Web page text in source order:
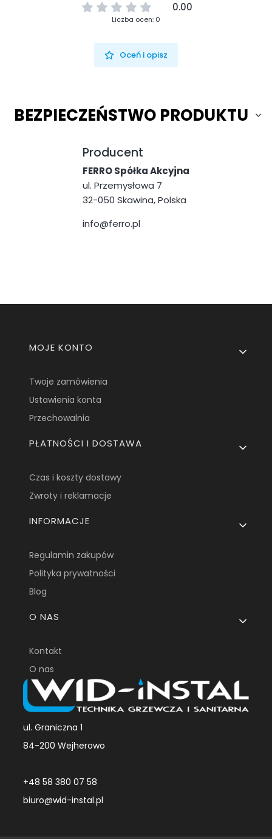
0.00
Liczba ocen: 0
Oceń i opisz
BEZPIECZEŃSTWO PRODUKTU
Producent
FERRO Spółka Akcyjna
ul. Przemysłowa 7
32-050 Skawina, Polska
info@ferro.pl
Linki w stopce
MOJE KONTO
Twoje zamówienia
Ustawienia konta
Przechowalnia
PŁATNOŚCI I DOSTAWA
Czas i koszty dostawy
Zwroty i reklamacje
INFORMACJE
Regulamin zakupów
Polityka prywatności
Blog
O NAS
Kontakt
O nas
ul. Graniczna 1
84-200 Wejherowo
+48 58 380 07 58
biuro@wid-instal.pl